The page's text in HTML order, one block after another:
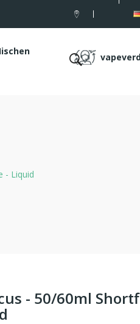
- Liquid
- 50/60ml